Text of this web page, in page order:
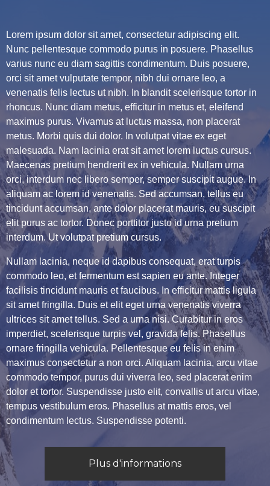
Lorem ipsum dolor sit amet, consectetur adipiscing elit.
Nunc pellentesque commodo purus in posuere. Phasellus
varius nunc eu diam sagittis condimentum. Duis posuere,
orci sit amet vulputate tempor, nibh dui ornare leo, a
venenatis felis lectus ut nibh. In blandit scelerisque tortor in
rhoncus. Nunc diam metus, efficitur in metus et, eleifend
maximus purus. Vivamus at luctus massa, non placerat
metus. Morbi quis dui dolor. In volutpat vitae ex eget
malesuada. Nam lacinia erat sit amet lorem luctus cursus.
Maecenas pretium hendrerit ex in vehicula. Nullam urna
orci, interdum nec libero semper, semper suscipit augue. In
aliquam ac lorem id venenatis. Sed accumsan, tellus eu
tincidunt accumsan, ante dolor placerat mauris, eu suscipit
elit purus ac tortor. Donec porttitor justo id urna pretium
interdum. Ut volutpat pretium cursus.
Nullam lacinia, neque id dapibus consequat, erat turpis
commodo leo, et fermentum est sapien eu ante. Integer
facilisis tincidunt mauris et faucibus. In efficitur mattis ligula
sit amet fringilla. Duis et elit eget urna venenatis viverra
ultrices sit amet tellus. Sed a urna nisi. Curabitur in eros
imperdiet, scelerisque turpis vel, gravida felis. Phasellus
ornare fringilla vehicula. Pellentesque eu felis in enim
maximus consectetur a non orci. Aliquam lacinia, arcu vitae
commodo tempor, purus dui viverra leo, sed placerat enim
dolor et tortor. Suspendisse justo elit, convallis ut arcu vitae,
tempus vestibulum eros. Phasellus at mattis eros, vel
condimentum lectus. Suspendisse potenti.
Plus d'informations